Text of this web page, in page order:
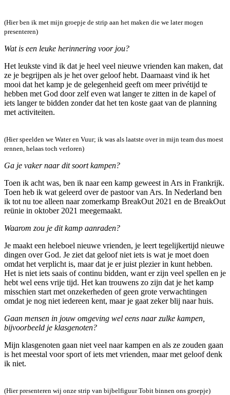
(Hier ben ik met mijn groepje de strip aan het maken die we later mogen
presenteren)
Wat is een leuke herinnering voor jou?
Het leukste vind ik dat je heel veel nieuwe vrienden kan maken, dat
ze je begrijpen als je het over geloof hebt. Daarnaast vind ik het
mooi dat het kamp je de gelegenheid geeft om meer privétijd te
hebben met God door zelf even wat langer te zitten in de kapel of
iets langer te bidden zonder dat het ten koste gaat van de planning
met activiteiten.
(Hier speelden we Water en Vuur; ik was als laatste over in mijn team dus moest
rennen, helaas toch verloren)
Ga je vaker naar dit soort kampen?
Toen ik acht was, ben ik naar een kamp geweest in Ars in Frankrijk.
Toen heb ik wat geleerd over de pastoor van Ars. In Nederland ben
ik tot nu toe alleen naar zomerkamp BreakOut 2021 en de BreakOut
reünie in oktober 2021 meegemaakt.
Waarom zou je dit kamp aanraden?
Je maakt een heleboel nieuwe vrienden, je leert tegelijkertijd nieuwe
dingen over God. Je ziet dat geloof niet iets is wat je moet doen
omdat het verplicht is, maar dat je er juist plezier in kunt hebben.
Het is niet iets saais of continu bidden, want er zijn veel spellen en je
hebt wel eens vrije tijd. Het kan trouwens zo zijn dat je het kamp
misschien start met onzekerheden of geen grote verwachtingen
omdat je nog niet iedereen kent, maar je gaat zeker blij naar huis.
Gaan mensen in jouw omgeving wel eens naar zulke kampen,
bijvoorbeeld je klasgenoten?
Mijn klasgenoten gaan niet veel naar kampen en als ze zouden gaan
is het meestal voor sport of iets met vrienden, maar met geloof denk
ik niet.
(Hier presenteren wij onze strip van bijbelfiguur Tobit binnen ons groepje)